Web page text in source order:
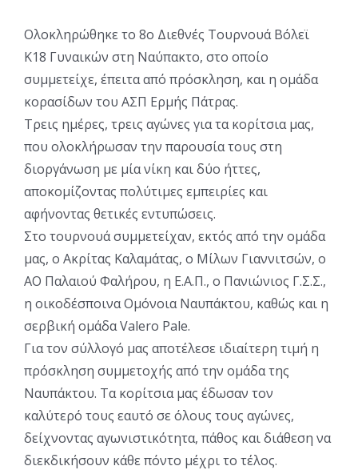
Ολοκληρώθηκε το 8ο Διεθνές Τουρνουά Βόλεϊ
Κ18 Γυναικών στη Ναύπακτο, στο οποίο
συμμετείχε, έπειτα από πρόσκληση, και η ομάδα
κορασίδων του ΑΣΠ Ερμής Πάτρας.
Τρεις ημέρες, τρεις αγώνες για τα κορίτσια μας,
που ολοκλήρωσαν την παρουσία τους στη
διοργάνωση με μία νίκη και δύο ήττες,
αποκομίζοντας πολύτιμες εμπειρίες και
αφήνοντας θετικές εντυπώσεις.
Στο τουρνουά συμμετείχαν, εκτός από την ομάδα
μας, ο Ακρίτας Καλαμάτας, ο Μίλων Γιαννιτσών, ο
ΑΟ Παλαιού Φαλήρου, η Ε.Α.Π., ο Πανιώνιος Γ.Σ.Σ.,
η οικοδέσποινα Ομόνοια Ναυπάκτου, καθώς και η
σερβική ομάδα Valero Pale.
Για τον σύλλογό μας αποτέλεσε ιδιαίτερη τιμή η
πρόσκληση συμμετοχής από την ομάδα της
Ναυπάκτου. Τα κορίτσια μας έδωσαν τον
καλύτερό τους εαυτό σε όλους τους αγώνες,
δείχνοντας αγωνιστικότητα, πάθος και διάθεση να
διεκδικήσουν κάθε πόντο μέχρι το τέλος.